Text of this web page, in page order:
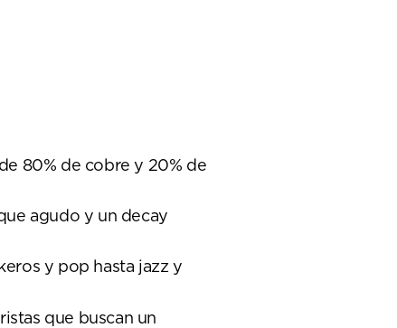
80% de cobre y 20% de
agudo y un decay
y pop hasta jazz y
que buscan un